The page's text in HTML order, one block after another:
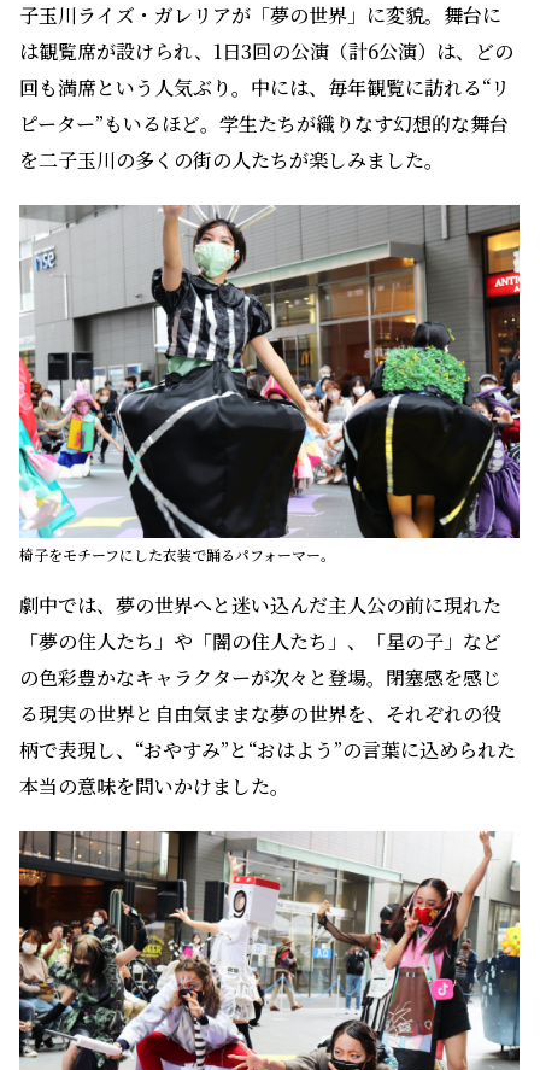
子玉川ライズ・ガレリアが「夢の世界」に変貌。舞台に
は観覧席が設けられ、1日3回の公演（計6公演）は、どの
回も満席という人気ぶり。中には、毎年観覧に訪れる“リ
ピーター”もいるほど。学生たちが織りなす幻想的な舞台
を二子玉川の多くの街の人たちが楽しみました。
椅子をモチーフにした衣装で踊るパフォーマー。
劇中では、夢の世界へと迷い込んだ主人公の前に現れた
「夢の住人たち」や「闇の住人たち」、「星の子」など
の色彩豊かなキャラクターが次々と登場。閉塞感を感じ
る現実の世界と自由気ままな夢の世界を、それぞれの役
柄で表現し、“おやすみ”と“おはよう”の言葉に込められた
本当の意味を問いかけました。